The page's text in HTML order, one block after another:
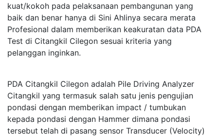
kuat/kokoh pada pelaksanaan pembangunan yang
baik dan benar hanya di Sini Ahlinya secara merata
Profesional dalam memberikan keakuratan data PDA
Test di Citangkil Cilegon sesuai kriteria yang
pelanggan inginkan.
PDA Citangkil Cilegon adalah Pile Driving Analyzer
Citangkil yang termasuk salah satu jenis pengujian
pondasi dengan memberikan impact / tumbukan
kepada pondasi dengan Hammer dimana pondasi
tersebut telah di pasang sensor Transducer (Velocity)